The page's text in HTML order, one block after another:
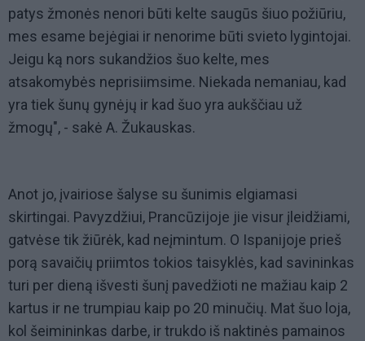
patys žmonės nenori būti kelte saugūs šiuo požiūriu,
mes esame bejėgiai ir nenorime būti svieto lygintojai.
Jeigu ką nors sukandžios šuo kelte, mes
atsakomybės neprisiimsime. Niekada nemaniau, kad
yra tiek šunų gynėjų ir kad šuo yra aukščiau už
žmogų", - sakė A. Žukauskas.
Anot jo, įvairiose šalyse su šunimis elgiamasi
skirtingai. Pavyzdžiui, Prancūzijoje jie visur įleidžiami,
gatvėse tik žiūrėk, kad neįmintum. O Ispanijoje prieš
porą savaičių priimtos tokios taisyklės, kad savininkas
turi per dieną išvesti šunį pavedžioti ne mažiau kaip 2
kartus ir ne trumpiau kaip po 20 minučių. Mat šuo loja,
kol šeimininkas darbe, ir trukdo iš naktinės pamainos